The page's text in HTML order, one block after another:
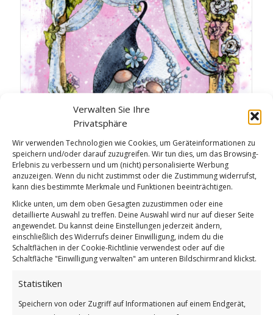
Verwalten Sie Ihre
Privatsphäre
Wir verwenden Technologien wie Cookies, um Geräteinformationen zu
speichern und/oder darauf zuzugreifen. Wir tun dies, um das Browsing-
Erlebnis zu verbessern und um (nicht) personalisierte Werbung
anzuzeigen. Wenn du nicht zustimmst oder die Zustimmung widerrufst,
kann dies bestimmte Merkmale und Funktionen beeinträchtigen.
Klicke unten, um dem oben Gesagten zuzustimmen oder eine
detaillierte Auswahl zu treffen. Deine Auswahl wird nur auf dieser Seite
angewendet. Du kannst deine Einstellungen jederzeit ändern,
einschließlich des Widerrufs deiner Einwilligung, indem du die
Schaltflächen in der Cookie-Richtlinie verwendest oder auf die
Schaltfläche "Einwilligung verwalten" am unteren Bildschirmrand klickst.
Statistiken
Speichern von oder Zugriff auf Informationen auf einem Endgerät,